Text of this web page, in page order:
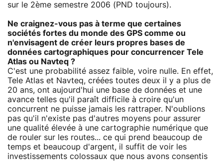
sur le 2ème semestre 2006 (PND toujours).
Ne craignez-vous pas à terme que certaines
sociétés fortes du monde des GPS comme ou
n'envisagent de créer leurs propres bases de
données cartographiques pour concurrencer Tele
Atlas ou Navteq ?
C'est une probabilité assez faible, voire nulle. En effet,
Tele Atlas et Navteq, créées toutes deux il y a plus de
20 ans, ont aujourd'hui une base de données et une
avance telles qu'il paraît difficile à croire qu'un
concurrent ne puisse jamais les rattraper. N'oublions
pas qu'il n'existe pas d'autres moyens pour assurer
une qualité élevée à une cartographie numérique que
de rouler sur les routes... ce qui prend beaucoup de
temps et beaucoup d'argent, il suffit de voir les
investissements colossaux que nous avons consentis